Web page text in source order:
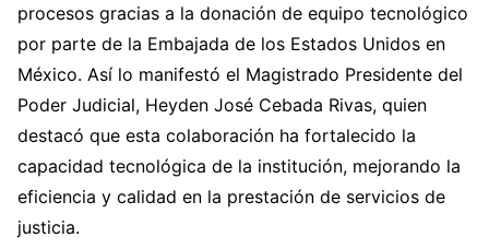
procesos gracias a la donación de equipo tecnológico
por parte de la Embajada de los Estados Unidos en
México. Así lo manifestó el Magistrado Presidente del
Poder Judicial, Heyden José Cebada Rivas, quien
destacó que esta colaboración ha fortalecido la
capacidad tecnológica de la institución, mejorando la
eficiencia y calidad en la prestación de servicios de
justicia.